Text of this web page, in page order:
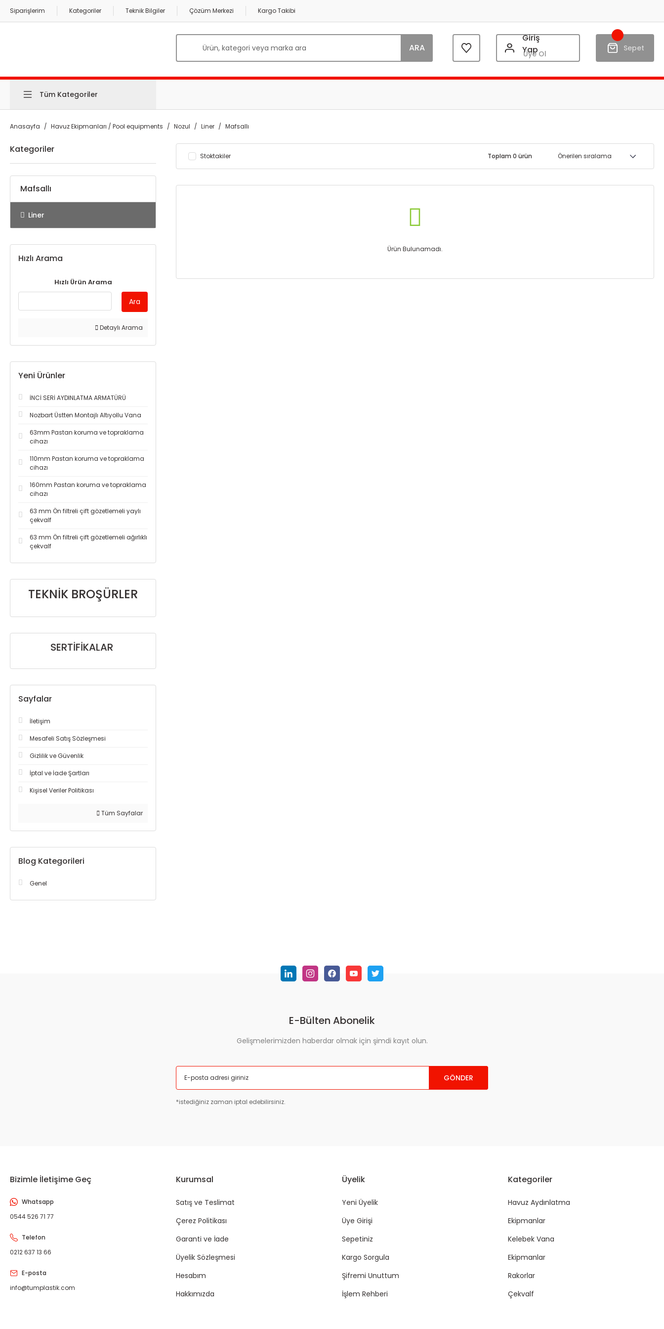
Siparişlerim Kategoriler Teknik Bilgiler Çözüm Merkezi Kargo Takibi
ARA
Giriş
Yap
Üye Ol
Sepet
Tüm Kategoriler
Anasayfa Havuz Ekipmanları / Pool equipments Nozul Liner Mafsallı
Kategoriler
Mafsallı
Liner
Hızlı Arama
Hızlı Ürün Arama
Ara
Detaylı Arama
Yeni Ürünler
İNCİ SERİ AYDINLATMA ARMATÜRÜ
Nozbart Üstten Montajlı Altıyollu Vana
63mm Pastan koruma ve topraklama
cihazı
110mm Pastan koruma ve topraklama
cihazı
160mm Pastan koruma ve topraklama
cihazı
63 mm Ön filtreli çift gözetlemeli yaylı
çekvalf
63 mm Ön filtreli çift gözetlemeli ağırlıklı
çekvalf
TEKNİK BROŞÜRLER
SERTİFİKALAR
Sayfalar
İletişim
Mesafeli Satış Sözleşmesi
Gizlilik ve Güvenlik
İptal ve İade Şartları
Kişisel Veriler Politikası
Tüm Sayfalar
Blog Kategorileri
Genel
Stoktakiler Toplam 0 ürün
Ürün Bulunamadı.
E-Bülten Abonelik
Gelişmelerimizden haberdar olmak için şimdi kayıt olun.
GÖNDER
*istediğiniz zaman iptal edebilirsiniz.
Bizimle İletişime Geç
Whatsapp
0544 526 71 77
Telefon
0212 637 13 66
E-posta
info@tumplastik.com
Kurumsal
Satış ve Teslimat
Çerez Politikası
Garanti ve İade
Üyelik Sözleşmesi
Hesabım
Hakkımızda
Üyelik
Yeni Üyelik
Üye Girişi
Sepetiniz
Kargo Sorgula
Şifremi Unuttum
İşlem Rehberi
Kategoriler
Havuz Aydınlatma
Ekipmanlar
Kelebek Vana
Ekipmanlar
Rakorlar
Çekvalf